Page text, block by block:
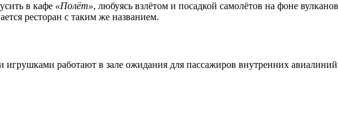
в кафе «Полёт», любуясь взлётом и посадкой самолётов на фоне
ресторан с таким же названием.
работают в зале ожидания для пассажиров внутренних